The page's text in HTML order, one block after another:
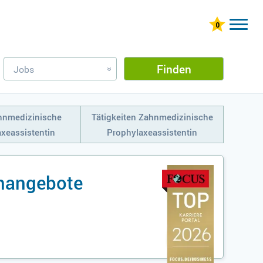
Jobs » Finden
Tätigkeiten Zahnmedizinische
Prophylaxeassistentin